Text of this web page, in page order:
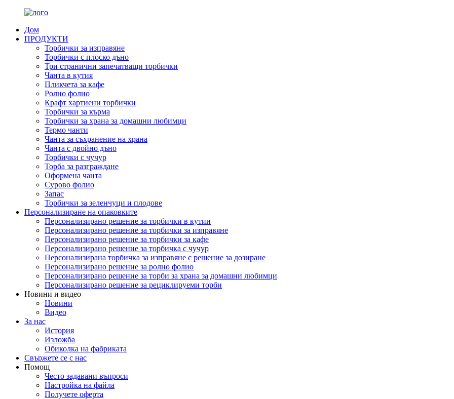
Дом
ПРОДУКТИ
Торбички за изправяне
Торбички с плоско дъно
Три странични запечатващи торбички
Чанта в кутия
Пликчета за кафе
Ролно фолио
Крафт хартиени торбички
Торбички за кърма
Торбички за храна за домашни любимци
Термо чанти
Чанта за съхранение на храна
Чанта с двойно дъно
Торбички с чучур
Торба за разграждане
Оформена чанта
Сурово фолио
Запас
Торбички за зеленчуци и плодове
Персонализиране на опаковките
Персонализирано решение за торбички в кутии
Персонализирано решение за торбички за изправяне
Персонализирано решение за торбички за кафе
Персонализирано решение за торбичка с чучур
Персонализирана торбичка за изправяне с решение за дозиране
Персонализирано решение за ролно фолио
Персонализирано решение за торби за храна за домашни любимци
Персонализирано решение за рециклируеми торби
Новини и видео
Новини
Видео
За нас
История
Изложба
Обиколка на фабриката
Свържете се с нас
Помощ
Често задавани въпроси
Настройка на файла
Получете оферта